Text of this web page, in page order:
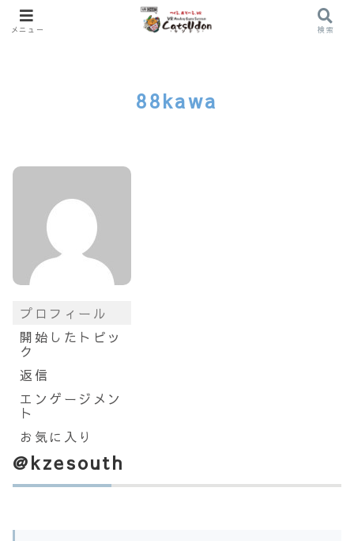
88kawa
プロフィール
開始したトピッ
ク
返信
エンゲージメン
ト
お気に入り
@kzesouth
メニュー 検索